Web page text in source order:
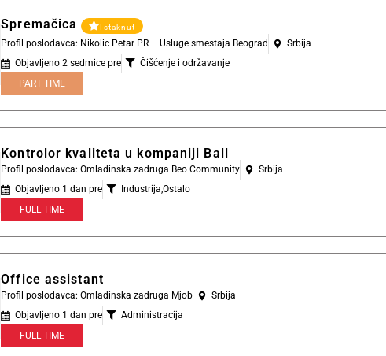
Spremačica Istaknut
Profil poslodavca: Nikolic Petar PR – Usluge smestaja Beograd
Srbija
Objavljeno 2 sedmice pre
Čišćenje i održavanje
PART TIME
Kontrolor kvaliteta u kompaniji Ball
Profil poslodavca: Omladinska zadruga Beo Community
Srbija
Objavljeno 1 dan pre
Industrija,Ostalo
FULL TIME
Office assistant
Profil poslodavca: Omladinska zadruga Mjob
Srbija
Objavljeno 1 dan pre
Administracija
FULL TIME